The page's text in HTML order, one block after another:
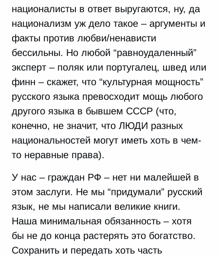
националисты в ответ выругаются, ну, да
национализм уж дело такое – аргументы и
факты против любви/ненависти
бессильны. Но любой “равноудаленный”
эксперт – поляк или португалец, швед или
финн – скажет, что “культурная мощность”
русского языка превосходит мощь любого
другого языка в бывшем СССР (что,
конечно, не значит, что ЛЮДИ разных
национальностей могут иметь хоть в чем-
то неравные права).
У нас – граждан РФ – нет ни малейшей в
этом заслуги. Не мы “придумали” русский
язык, не мы написали великие книги.
Наша минимальная обязанность – хотя
бы не до конца растерять это богатство.
Сохранить и передать хоть часть